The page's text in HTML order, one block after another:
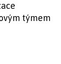
týmem